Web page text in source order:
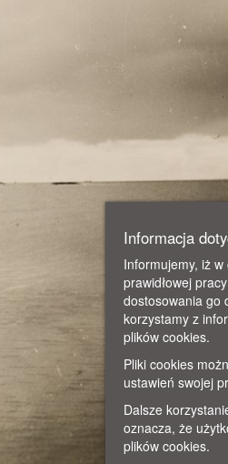
Informacja
Informujemy, iż
prawidłowej
dostosowania go
korzystamy z
plików cookies.
Pliki cookies
ustawień swojej
Dalsze
oznacza, że
plików cookies.